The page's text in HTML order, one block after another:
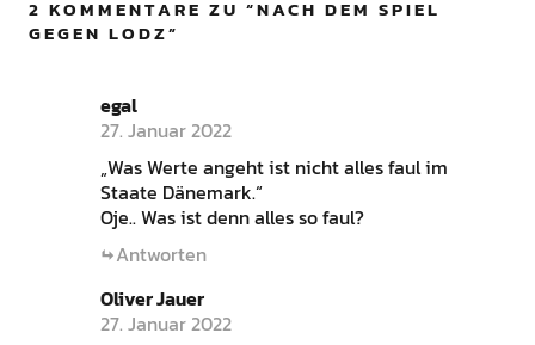
2 KOMMENTARE ZU “NACH DEM SPIEL
GEGEN LODZ”
egal
27. Januar 2022
„Was Werte angeht ist nicht alles faul im
Staate Dänemark.“
Oje.. Was ist denn alles so faul?
Antworten
Oliver Jauer
27. Januar 2022